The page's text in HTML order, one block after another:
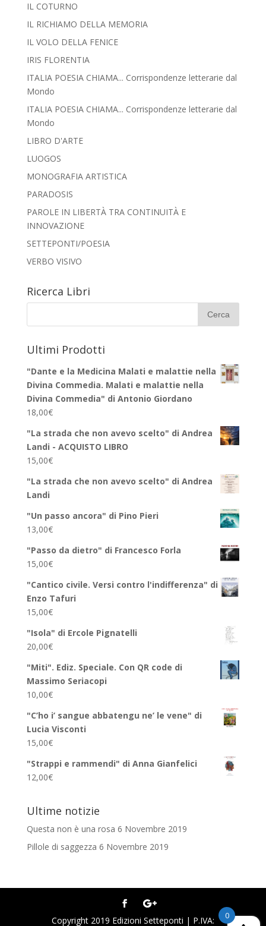
IL COTURNO
IL RICHIAMO DELLA MEMORIA
IL VOLO DELLA FENICE
IRIS FLORENTIA
ITALIA POESIA CHIAMA... Corrispondenze letterarie dal
Mondo
ITALIA POESIA CHIAMA... Corrispondenze letterarie dal
Mondo
LIBRO D'ARTE
LUOGOS
MONOGRAFIA ARTISTICA
PARADOSIS
PAROLE IN LIBERTÀ TRA CONTINUITÀ E
INNOVAZIONE
SETTEPONTI/POESIA
VERBO VISIVO
Ricerca Libri
Ultimi Prodotti
"Dante e la Medicina Malati e malattie nella
Divina Commedia. Malati e malattie nella
Divina Commedia" di Antonio Giordano
18,00€
"La strada che non avevo scelto" di Andrea
Landi - ACQUISTO LIBRO
15,00€
"La strada che non avevo scelto" di Andrea
Landi
"Un passo ancora" di Pino Pieri
13,00€
"Passo da dietro" di Francesco Forla
15,00€
"Cantico civile. Versi contro l'indifferenza" di
Enzo Tafuri
15,00€
"Isola" di Ercole Pignatelli
20,00€
"Miti". Ediz. Speciale. Con QR code di
Massimo Seriacopi
10,00€
"C’ho i’ sangue abbatengu ne’ le vene" di
Lucia Visconti
15,00€
"Strappi e rammendi" di Anna Gianfelici
12,00€
Ultime notizie
Questa non è una rosa 6 Novembre 2019
Pillole di saggezza 6 Novembre 2019
Copyright 2019 Edizioni Setteponti | P.IVA: 0